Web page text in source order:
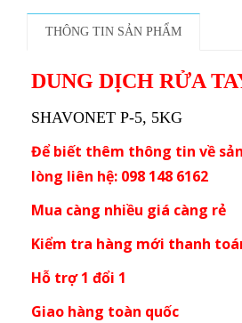
THÔNG TIN SẢN PHẨM
DUNG DỊCH RỬA
SHAVONET P-5, 5KG
Để biết thêm thông tin về
lòng liên hệ: 098 148 6162
Mua càng nhiều giá càng rẻ
Kiểm tra hàng mới thanh
Hỗ trợ 1 đổi 1
Giao hàng toàn quốc